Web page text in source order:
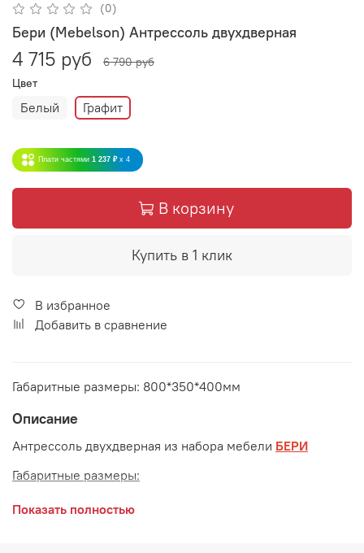
(0)
Бери (Mebelson) Антрессоль двухдверная
4 715 руб
6 790 руб
Цвет
Белый Графит
Плати частями 1 237 ₽ x 4
В корзину
Купить в 1 клик
В избранное
Добавить в сравнение
Габаритные размеры: 800*350*400мм
Описание
Антрессоль двухдверная из набора мебели БЕРИ
Габаритные размеры:
длина 800 мм
Показать полностью